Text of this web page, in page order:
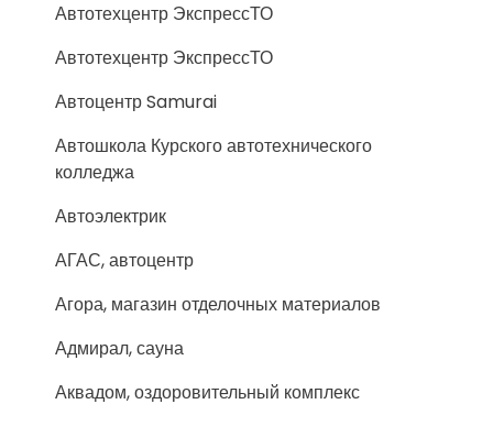
Автотехцентр ЭкспрессТО
Автотехцентр ЭкспрессТО
Автоцентр Samurai
Автошкола Курского автотехнического
колледжа
Автоэлектрик
АГАС, автоцентр
Агора, магазин отделочных материалов
Адмирал, сауна
Аквадом, оздоровительный комплекс